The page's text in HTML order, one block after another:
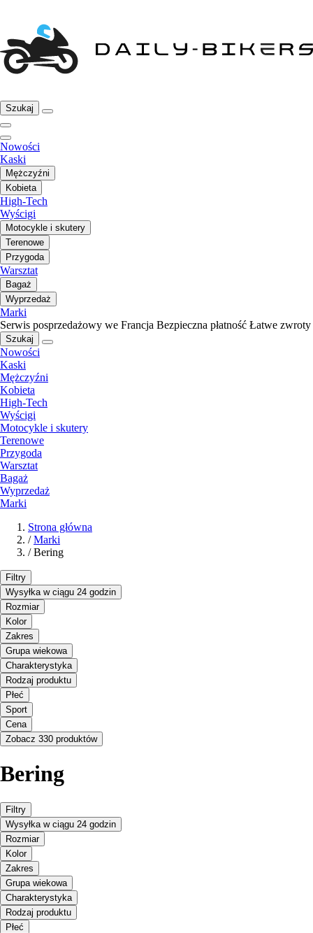
Szukaj
Nowości
Kaski
Mężczyźni
Kobieta
High-Tech
Wyścigi
Motocykle i skutery
Terenowe
Przygoda
Warsztat
Bagaż
Wyprzedaż
Marki
Serwis posprzedażowy we Francja Bezpieczna płatność Łatwe zwroty
Szukaj
Nowości
Kaski
Mężczyźni
Kobieta
High-Tech
Wyścigi
Motocykle i skutery
Terenowe
Przygoda
Warsztat
Bagaż
Wyprzedaż
Marki
Strona główna
/ Marki
/ Bering
Filtry
Wysyłka w ciągu 24 godzin
Rozmiar
Kolor
Zakres
Grupa wiekowa
Charakterystyka
Rodzaj produktu
Płeć
Sport
Cena
Zobacz 330 produktów
Bering
Filtry
Wysyłka w ciągu 24 godzin
Rozmiar
Kolor
Zakres
Grupa wiekowa
Charakterystyka
Rodzaj produktu
Płeć